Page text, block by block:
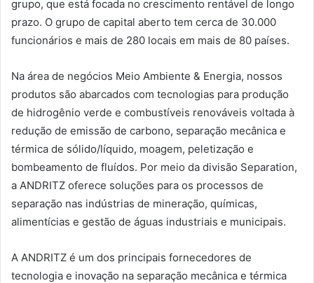
grupo, que está focada no crescimento rentável de longo
prazo. O grupo de capital aberto tem cerca de 30.000
funcionários e mais de 280 locais em mais de 80 países.
Na área de negócios Meio Ambiente & Energia, nossos
produtos são abarcados com tecnologias para produção
de hidrogênio verde e combustíveis renováveis voltada à
redução de emissão de carbono, separação mecânica e
térmica de sólido/líquido, moagem, peletização e
bombeamento de fluídos. Por meio da divisão Separation,
a ANDRITZ oferece soluções para os processos de
separação nas indústrias de mineração, químicas,
alimentícias e gestão de águas industriais e municipais.
A ANDRITZ é um dos principais fornecedores de
tecnologia e inovação na separação mecânica e térmica